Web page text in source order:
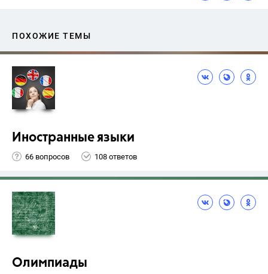
ПОХОЖИЕ ТЕМЫ
Иностранные языки
66 вопросов 108 ответов
Олимпиады